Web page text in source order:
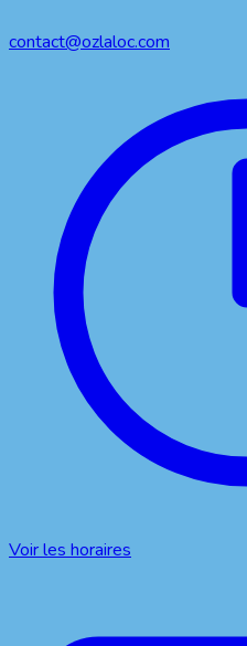
contact@ozlaloc.com
Voir les horaires